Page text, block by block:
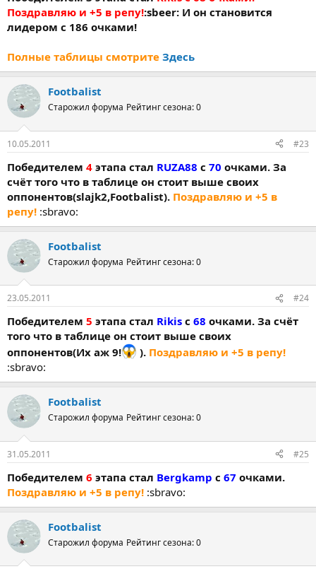
Поздравляю и +5 в репу!:sbeer: И он становится
лидером с 186 очками!
Полные таблицы смотрите Здесь
Footbalist
Старожил форума Рейтинг сезона: 0
10.05.2011 #23
Победителем 4 этапа стал RUZA88 с 70 очками. За
счёт того что в таблице он стоит выше своих
оппонентов(slajk2,Footbalist). Поздравляю и +5 в
репу! :sbravo:
Footbalist
Старожил форума Рейтинг сезона: 0
23.05.2011 #24
Победителем 5 этапа стал Rikis с 68 очками. За счёт
того что в таблице он стоит выше своих
оппонентов(Их аж 9!
). Поздравляю и +5 в репу!
:sbravo:
Footbalist
Старожил форума Рейтинг сезона: 0
31.05.2011 #25
Победителем 6 этапа стал Bergkamp с 67 очками.
Поздравляю и +5 в репу! :sbravo:
Footbalist
Старожил форума Рейтинг сезона: 0